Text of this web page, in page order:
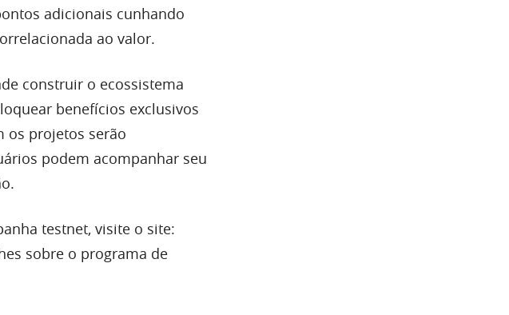
adicionais cunhando
ao valor.
construir o ecossistema
benefícios exclusivos
os projetos serão
podem acompanhar seu
testnet, visite o site:
sobre o programa de